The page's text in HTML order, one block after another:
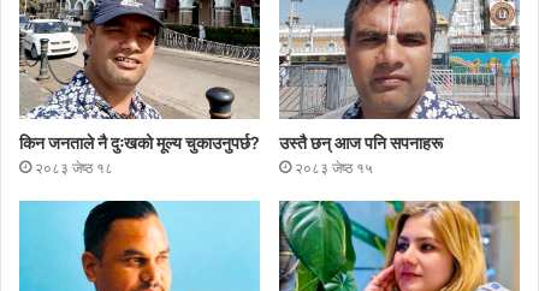
किन जनताले नै दुःखको मूल्य चुकाउनुपर्छ?
२०८३ जेष्ठ १८
उस्तै छन् आज पनि सपनाहरू
२०८३ जेष्ठ १५